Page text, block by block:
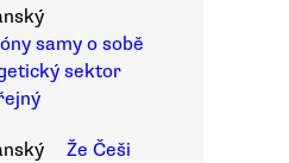
samy o sobě
sektor
Že Češi